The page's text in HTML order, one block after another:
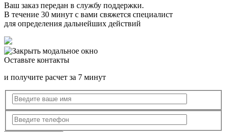
Ваш заказ передан в службу поддержки.
В течение 30 минут с вами свяжется специалист
для определения дальнейших действий
Оставьте контакты
и получите расчет за 7 минут